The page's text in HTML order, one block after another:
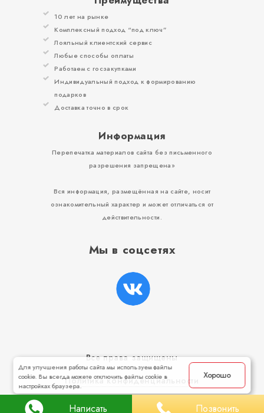
Мы в соцсетях
10 лет на рынке
Комплексный подход “под ключ”
Лояльный клиентский сервис
Любые способы оплаты
Работаем с госзакупками
Индивидуальный подход к формированию
подарков
Доставка точно в срок
Информация
Перепечатка материалов сайта без письменного
разрешения запрещена»
Вся информация, размещённая на сайте, носит
ознакомительный характер и может отличаться от
действительности.
Все права защищены
Политика конфиденциальности
Сделано с любовью в
Paradigma.website
Для улучшения работы сайта мы используем файлы
cookie. Вы всегда можете отключить файлы cookie в
настройках браузера.
Хорошо
Написать Позвонить